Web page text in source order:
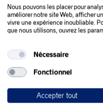
Les cours du pétrole ont
l’appétit pour le risque, sur
cycle de resserrement
rapport aux trois mois
en cours depuis plusieurs
Nous pouvons les placer pour
améliorer notre site Web, afficher
vivre une expérience inoubliable.
que nous utilisons, ouvrez les
Nécessaire
Fonctionnel
Accepter tout